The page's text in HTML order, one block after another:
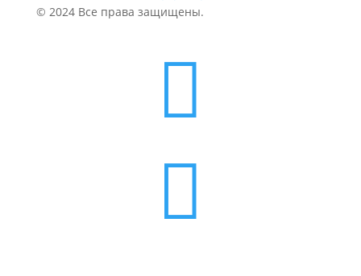
© 2024 Все права защищены.

